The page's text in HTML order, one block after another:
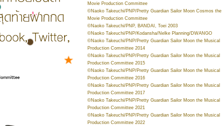
Movie Production Committee
©Naoko Takeuchi/PNP/Pretty Guardian Sailor Moon Cosmos the
Movie Production Committee
©Naoko Takeuchi/PNP, BANDAI, Toei 2003
©Naoko Takeuchi/PNP/Kodansha/Nelke Planning/DWANGO
©Naoko Takeuchi/PNP/Pretty Guardian Sailor Moon the Musical
Production Committee 2014
©Naoko Takeuchi/PNP/Pretty Guardian Sailor Moon the Musical
Production Committee 2015
©Naoko Takeuchi/PNP/Pretty Guardian Sailor Moon the Musical
Production Committee 2016
©Naoko Takeuchi/PNP/Pretty Guardian Sailor Moon the Musical
Production Committee 2017
©Naoko Takeuchi/PNP/Pretty Guardian Sailor Moon the Musical
Production Committee 2021
©Naoko Takeuchi/PNP/Pretty Guardian Sailor Moon the Musical
Production Committee 2022